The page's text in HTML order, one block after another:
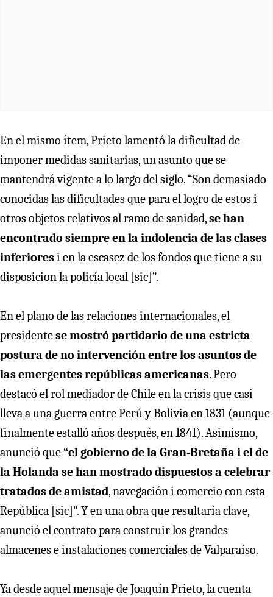
En el mismo ítem, Prieto lamentó la dificultad de
imponer medidas sanitarias, un asunto que se
mantendrá vigente a lo largo del siglo. “Son demasiado
conocidas las dificultades que para el logro de estos i
otros objetos relativos al ramo de sanidad,se han
encontrado siempre en la indolencia de las clases
inferioresi en la escasez de los fondos que tiene a su
disposicion la policía local [sic]”.
En el plano de las relaciones internacionales, el
presidentese mostró partidario de una estricta
postura de no intervención entre los asuntos de
las emergentes repúblicas americanas. Pero
destacó el rol mediador de Chile en la crisis que casi
lleva a una guerra entre Perú y Bolivia en 1831 (aunque
finalmente estalló años después, en 1841). Asimismo,
anunció que“el gobierno de la Gran-Bretaña i el de
la Holanda se han mostrado dispuestos a celebrar
tratados de amistad, navegación i comercio con esta
República [sic]”. Y en una obra que resultaría clave,
anunció el contrato para construir los grandes
almacenes e instalaciones comerciales de Valparaíso.
Ya desde aquel mensaje de Joaquín Prieto, la cuenta